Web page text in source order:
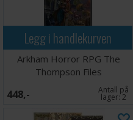
Legg i handlekurven
Arkham Horror RPG The
Thompson Files
448,- Antall på
lager:2